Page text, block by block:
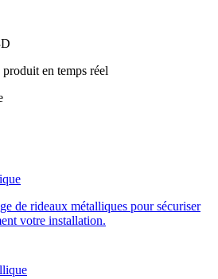
en temps réel
de rideaux métalliques pour sécuriser
votre installation.